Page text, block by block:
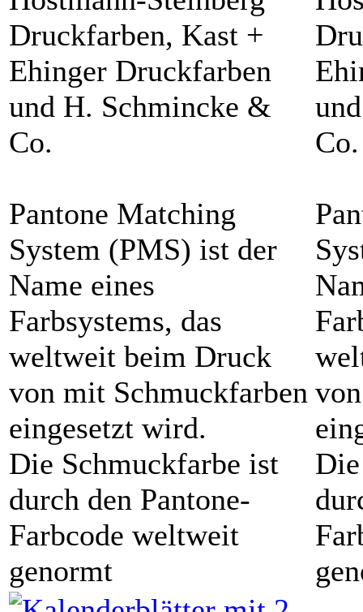
Druckfarben, Kast +
Ehinger Druckfarben
und H. Schmincke &
Co.
Pantone Matching
System (PMS) ist der
Name eines
Farbsystems, das
weltweit beim Druck
von mit Schmuckfarben
eingesetzt wird.
Die Schmuckfarbe ist
durch den Pantone-
Farbcode weltweit
genormt
Co.